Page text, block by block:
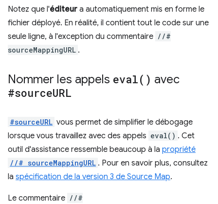
Notez que l'éditeur a automatiquement mis en forme le
fichier déployé. En réalité, il contient tout le code sur une
seule ligne, à l'exception du commentaire //#
sourceMappingURL .
Nommer les appels eval( ) avec
#sourceURL
#sourceURL vous permet de simplifier le débogage
lorsque vous travaillez avec des appels eval() . Cet
outil d'assistance ressemble beaucoup à la propriété
//# sourceMappingURL . Pour en savoir plus, consultez
la spécification de la version 3 de Source Map.
Le commentaire //#